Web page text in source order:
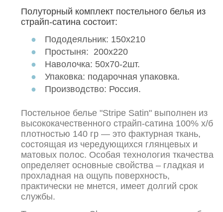
Полуторный комплект постельного белья из
страйп-сатина состоит:
Пододеяльник: 150х210
Простыня: 200х220
Наволочка: 50х70-2шт.
Упаковка: подарочная упаковка.
Производство: Россия.
Постельное белье "Stripe Satin" выполнен из
высококачественного страйп-сатина 100% х/б
плотностью 140 гр — это фактурная ткань,
состоящая из чередующихся глянцевых и
матовых полос. Особая технология ткачества
определяет основные свойства – гладкая и
прохладная на ощупь поверхность,
практически не мнется, имеет долгий срок
службы.